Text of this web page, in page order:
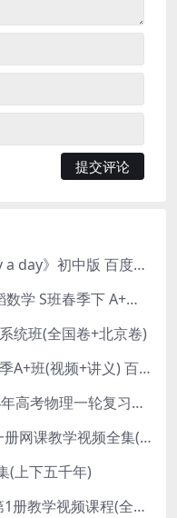
一天一个小故事《one story a day》初中版 百度网盘分享下载
初中数学 2024初一数学 朱韬数学 S班春季下 A+班春季下 百度云网盘
统班(全国卷+北京卷)
杨萌物理2023初三物理上秋季A+班(视频+讲义) 百度网盘分享
2024赵玉峰高三物理课程24年高考物理一轮复习网课教程
沪科版(初三)九年级物理全一册网课教学视频全集(录播版 杜春雨 66讲)
(上下五千年)
[胡金铭 Diana]新概念英语第1册教学视频课程(全集 百度网盘下载)